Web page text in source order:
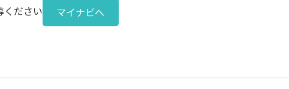
ください マイナビへ